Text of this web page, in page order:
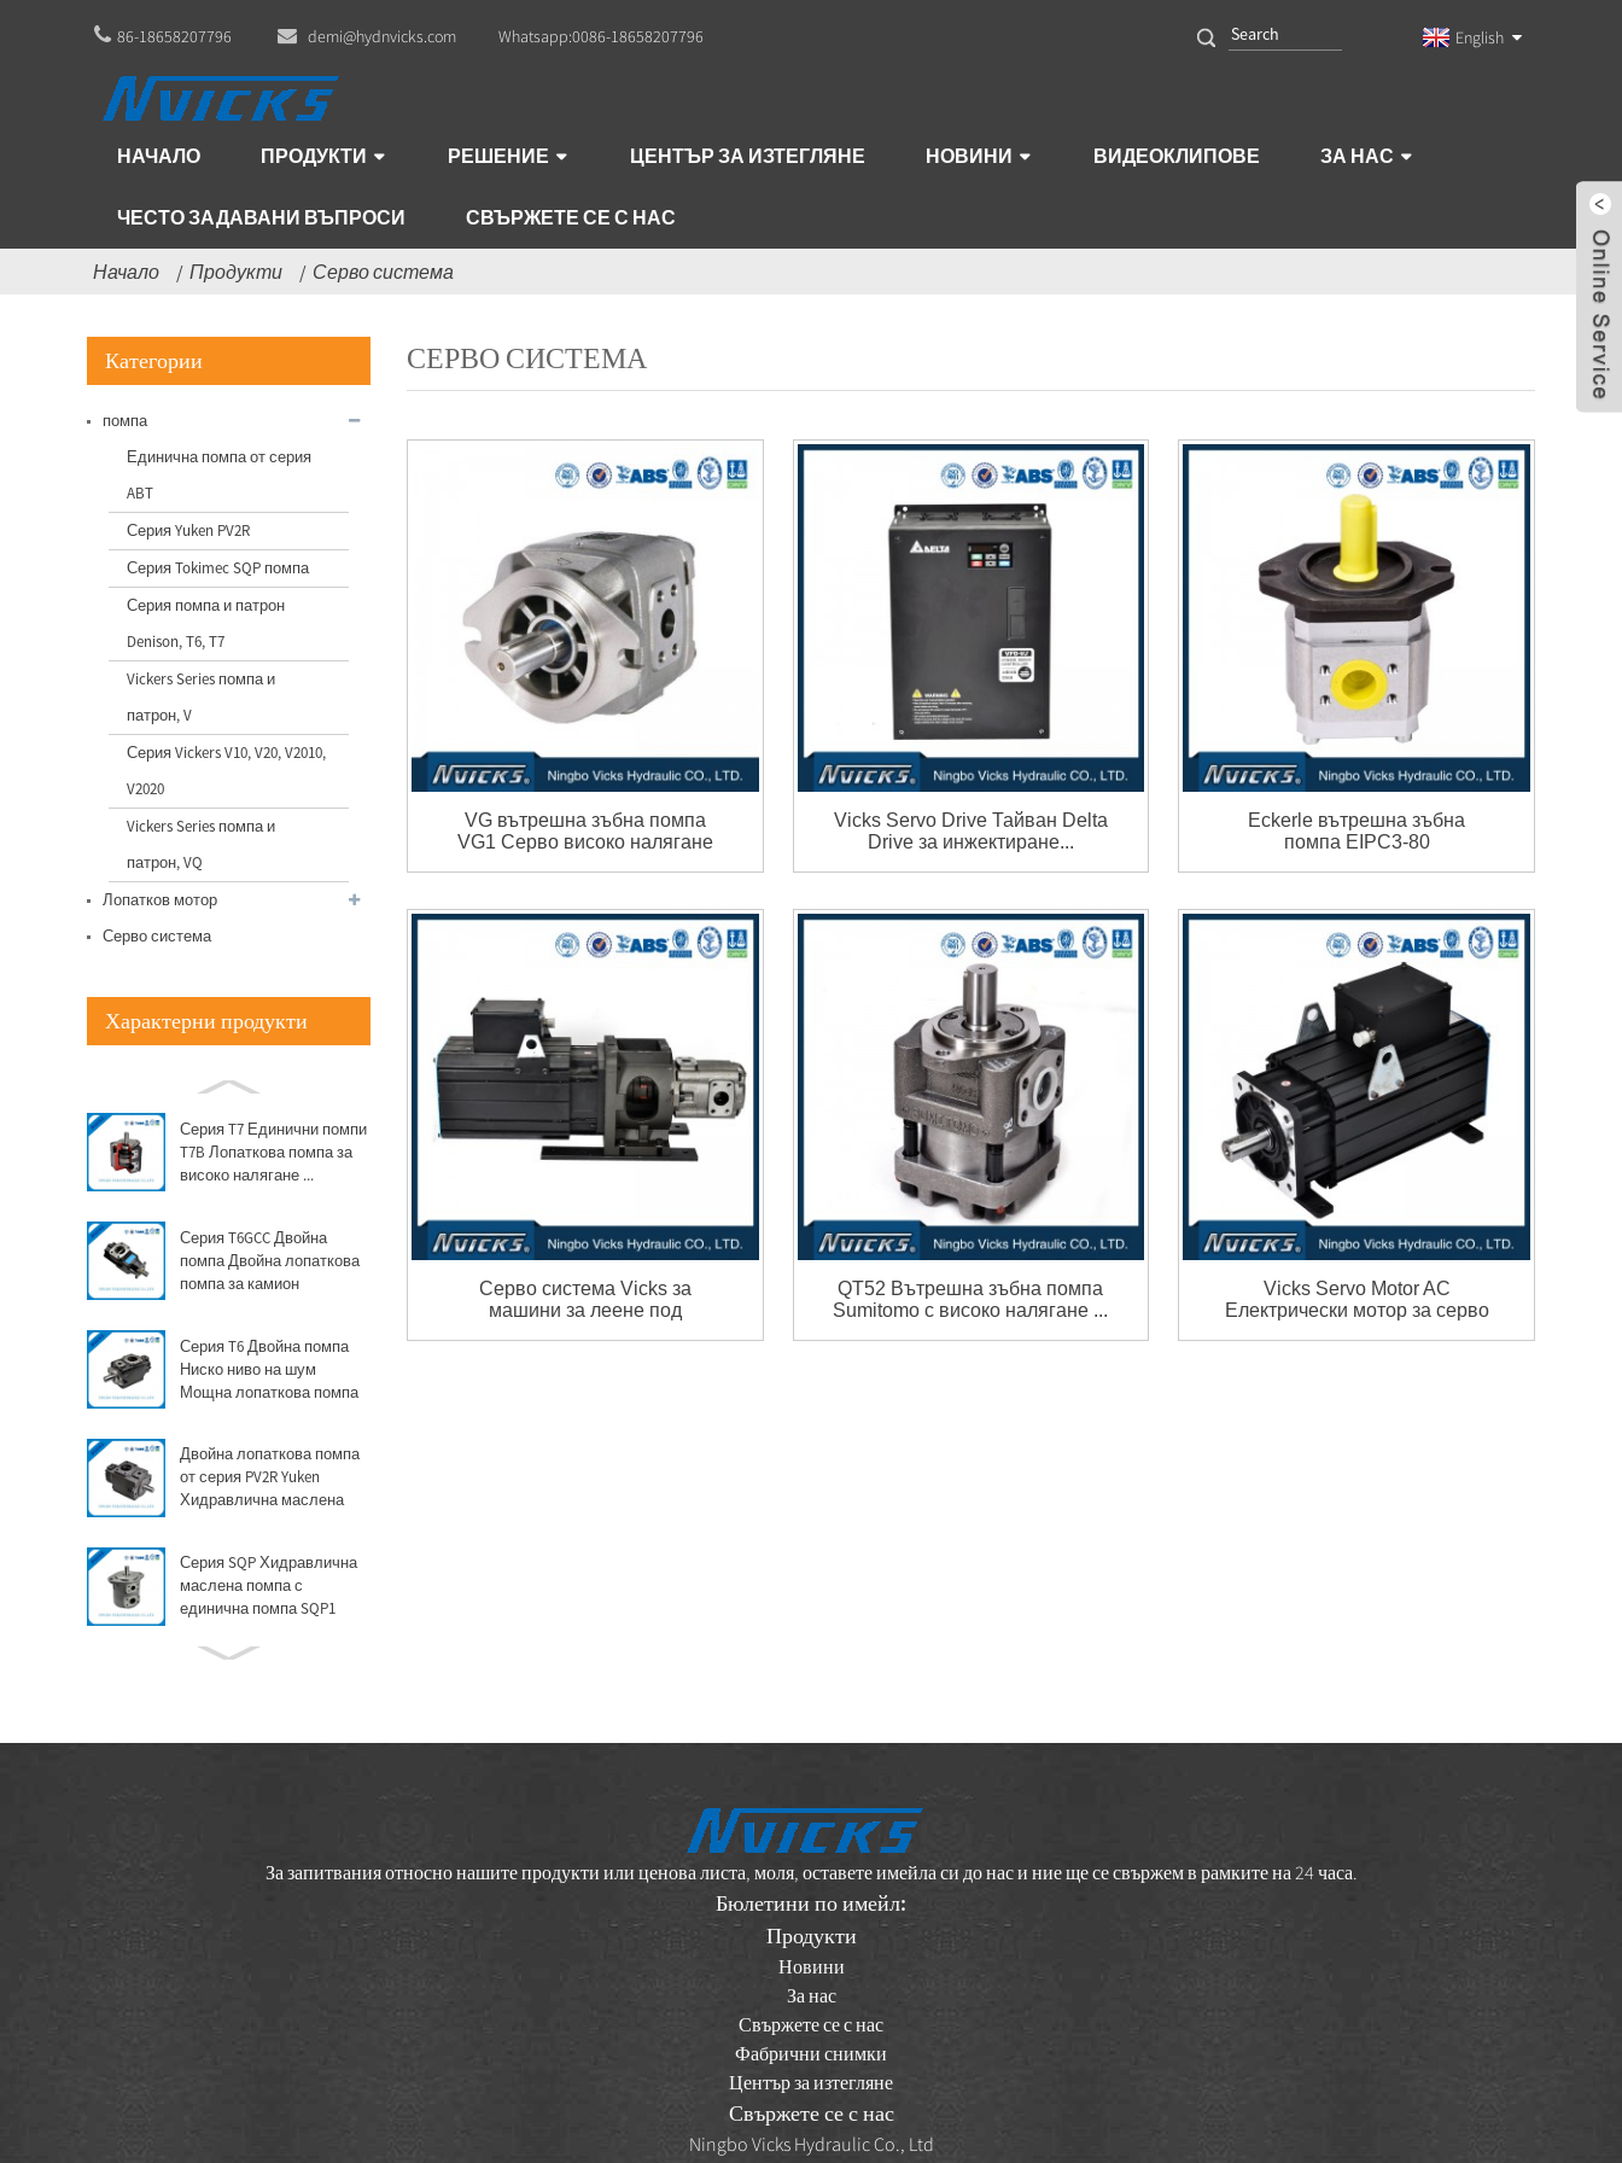
86-18658207796 demi@hydnvicks.com Whatsapp:0086-18658207796 English
НАЧАЛО ПРОДУКТИ РЕШЕНИЕ ЦЕНТЪР ЗА ИЗТЕГЛЯНЕ НОВИНИ ВИДЕОКЛИПОВЕ ЗА НАС
ЧЕСТО ЗАДАВАНИ ВЪПРОСИ СВЪРЖЕТЕ СЕ С НАС
Начало Продукти Серво система
Категории
помпа
Единична помпа от серия
ABT
Серия Yuken PV2R
Серия Tokimec SQP помпа
Серия помпа и патрон
Denison, T6, T7
Vickers Series помпа и
патрон, V
Серия Vickers V10, V20, V2010,
V2020
Vickers Series помпа и
патрон, VQ
Лопатков мотор
Серво система
Характерни продукти
Фабрично производство
Китай Vickers Bomba V10
V20 V2...
помпа Sumitomo с високо
налягане за I...
Серво система Vicks за
машина за леене под
Delta Drive for Injection M...
Части за хидравлична
помпа Vickers от серия VQ
Серия T7 Единични помпи
T7B Лопаткова помпа за
високо налягане ...
Серия T6GCC Двойна
помпа Двойна лопаткова
помпа за камион
Серия T6 Двойна помпа
Ниско ниво на шум
Мощна лопаткова помпа
Двойна лопаткова помпа
от серия PV2R Yuken
Хидравлична маслена
Серия SQP Хидравлична
маслена помпа с
единична помпа SQP1
СЕРВО СИСТЕМА
VG вътрешна зъбна помпа
VG1 Серво високо налягане
Vicks Servo Drive Тайван Delta
Drive за инжектиране...
Eckerle вътрешна зъбна
помпа EIPC3-80
Серво система Vicks за
машини за леене под
QT52 Вътрешна зъбна помпа
Sumitomo с високо налягане ...
Vicks Servo Motor AC
Електрически мотор за серво
За запитвания относно нашите продукти или ценова листа, моля, оставете имейла си до нас и ние ще се свържем в рамките на 24 часа.
Бюлетини по имейл:
Продукти
Новини
За нас
Свържете се с нас
Фабрични снимки
Център за изтегляне
Свържете се с нас
Ningbo Vicks Hydraulic Co., Ltd